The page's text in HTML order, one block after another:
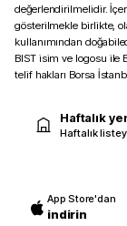
değerlendirilmelidir.
gösterilmekle birlikte,
kullanımından
BIST isim ve logosu ile
telif hakları Borsa
Haftalık
Haftalık
App Store'dan
indirin